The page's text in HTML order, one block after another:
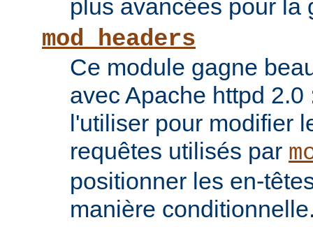
plus avancées pour la
mod_headers
Ce module gagne
avec Apache httpd
l'utiliser pour modifier
requêtes utilisés par
positionner les en-
manière